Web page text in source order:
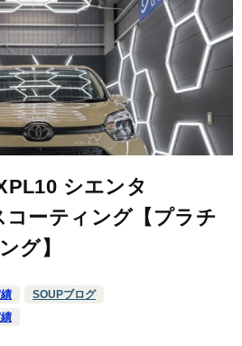
シエンタ
ーティング【プラチ
グ】
SOUPブログ